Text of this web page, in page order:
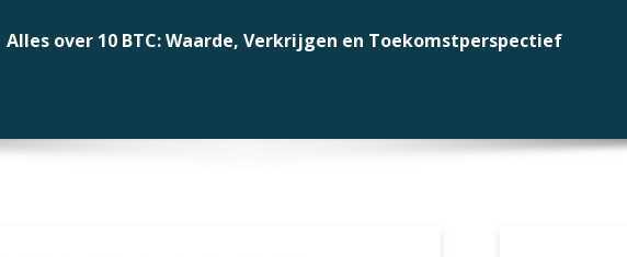
f
e
Alles over 10 BTC: Waarde, Verkrijgen en Toekomstperspectief